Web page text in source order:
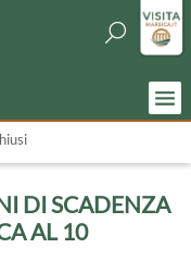
DI SCADENZA
AL 10